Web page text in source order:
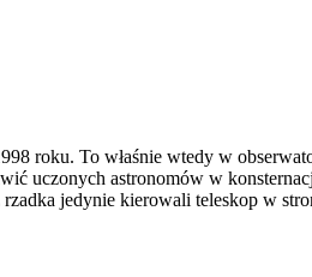
roku. To właśnie wtedy w
uczonych astronomów w
jedynie kierowali teleskop w